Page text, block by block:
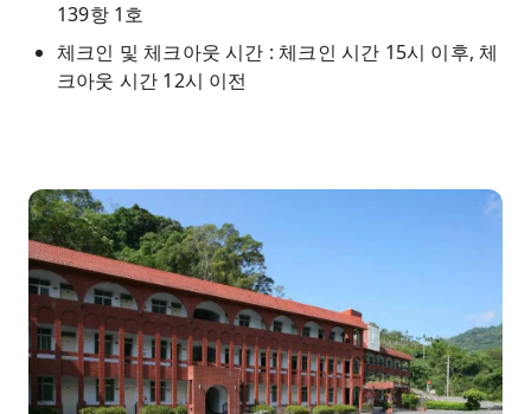
139항 1호
체크인 및 체크아웃 시간 : 체크인 시간 15시 이후, 체
크아웃 시간 12시 이전